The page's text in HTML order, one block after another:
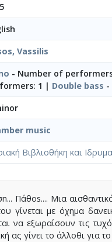
Vassilis
- Number of
1 | Double bass -
music
Βιβλιοθήκη και
Πάθοs.... Μια
γίνεται με όχημα
να εξωραίσουν τις
ας γίνει το άλλοθι για